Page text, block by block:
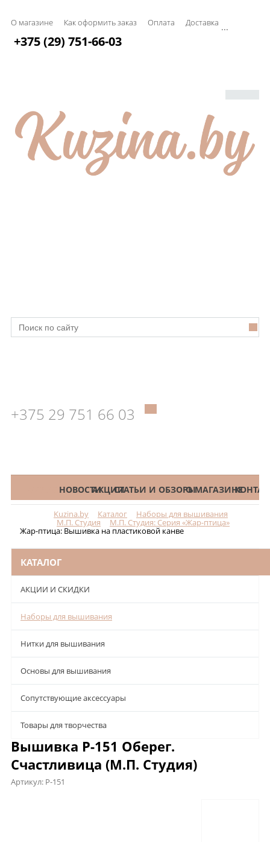
О магазине Как оформить заказ Оплата Доставка ...
+375 (29) 751-66-03
+375 29 751 66 03
КАТАЛОГНОВОСТИАКЦИИСТАТЬИ И ОБЗОРЫО МАГАЗИНЕ
Kuzina.by Каталог Наборы для вышивания
М.П. Студия М.П. Студия: Серия «Жар-птица»
Жар-птица: Вышивка на пластиковой канве
КАТАЛОГ
АКЦИИ И СКИДКИ
Наборы для вышивания
Нитки для вышивания
Основы для вышивания
Сопутствующие аксессуары
Товары для творчества
Вышивка Р-151 Оберег.
Счастливица (М.П. Студия)
Артикул: Р-151